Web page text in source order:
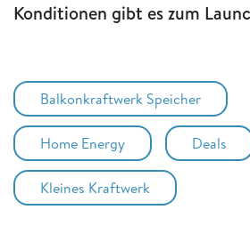
Konditionen gibt es zum
Balkonkraftwerk Speicher
Home Energy Deals
Kleines Kraftwerk